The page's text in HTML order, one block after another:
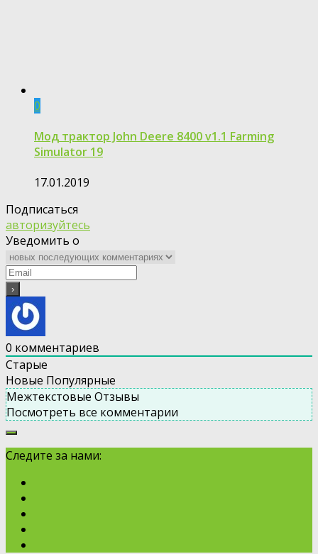
0
Мод трактор John Deere 8400 v1.1 Farming
Simulator 19
17.01.2019
Подписаться
авторизуйтесь
Уведомить о
0 комментариев
Старые
Новые Популярные
Межтекстовые Отзывы
Посмотреть все комментарии
Следите за нами: